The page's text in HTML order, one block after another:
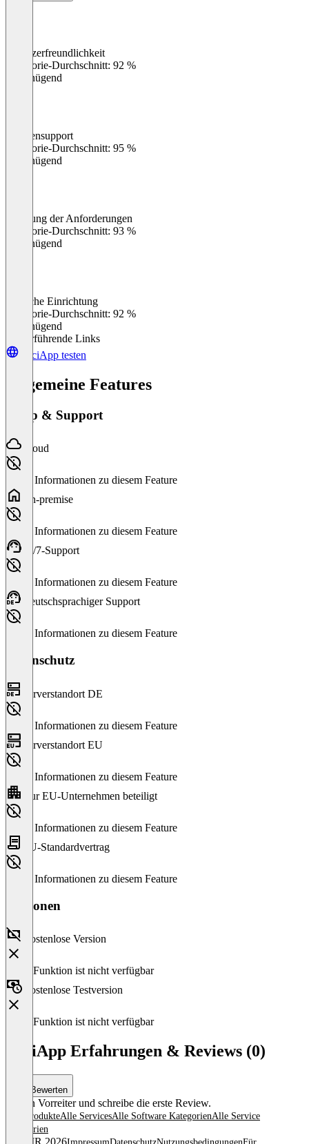
Benutzerfreundlichkeit
Kategorie-Durchschnitt: 92 %
Ungenügend
Kundensupport
Kategorie-Durchschnitt: 95 %
Ungenügend
Erfüllung der Anforderungen
Kategorie-Durchschnitt: 93 %
Ungenügend
Einfache Einrichtung
Kategorie-Durchschnitt: 92 %
Ungenügend
Weiterführende Links
VociApp testen
Allgemeine Features
Setup & Support
Cloud
Keine Informationen zu diesem Feature
On-premise
Keine Informationen zu diesem Feature
24/7-Support
Keine Informationen zu diesem Feature
Deutschsprachiger Support
Keine Informationen zu diesem Feature
Datenschutz
Serverstandort DE
Keine Informationen zu diesem Feature
Serverstandort EU
Keine Informationen zu diesem Feature
Nur EU-Unternehmen beteiligt
Keine Informationen zu diesem Feature
EU-Standardvertrag
Keine Informationen zu diesem Feature
Versionen
Kostenlose Version
Diese Funktion ist nicht verfügbar
Kostenlose Testversion
Diese Funktion ist nicht verfügbar
VociApp Erfahrungen & Reviews (0)
Bewerten
Sei ein Vorreiter und schreibe die erste Review.
Alle ProdukteAlle ServicesAlle Software KategorienAlle Service
Kategorien